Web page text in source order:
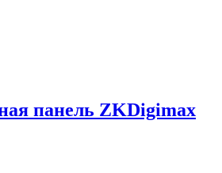
панель ZKDigimax